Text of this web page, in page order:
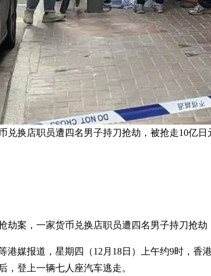
换店职员遭四名男子持刀抢劫，被抢走10亿日
劫案，一家货币兑换店职员遭四名男子持刀抢
港媒报道，星期四（12月18日）上午约9时，
，登上一辆七人座汽车逃走。